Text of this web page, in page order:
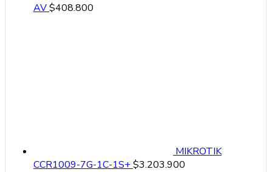
AV$408.800
MIKROTIK
CCR1009-7G-1C-1S+ $3.203.900